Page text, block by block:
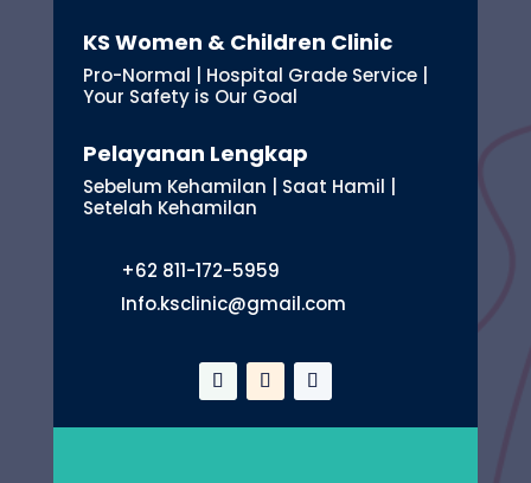
KS Women & Children Clinic
Pro-Normal | Hospital Grade Service |
Your Safety is Our Goal
Pelayanan Lengkap
Sebelum Kehamilan | Saat Hamil |
Setelah Kehamilan
+62 811-172-5959
Info.ksclinic@gmail.com